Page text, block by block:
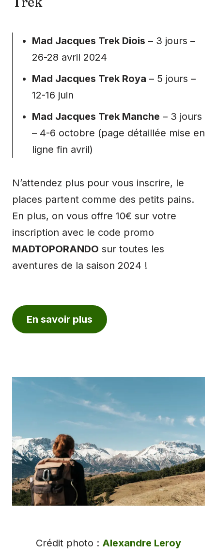
Mad Jacques Trek Diois – 3 jours –
26-28 avril 2024
Mad Jacques Trek Roya – 5 jours –
12-16 juin
Mad Jacques Trek Manche – 3 jours
– 4-6 octobre (page détaillée mise en
ligne fin avril)
N’attendez plus pour vous inscrire, le
places partent comme des petits pains.
En plus, on vous offre 10€ sur votre
inscription avec le code promo
MADTOPORANDO sur toutes les
aventures de la saison 2024 !
En savoir plus
Crédit photo : Alexandre Leroy